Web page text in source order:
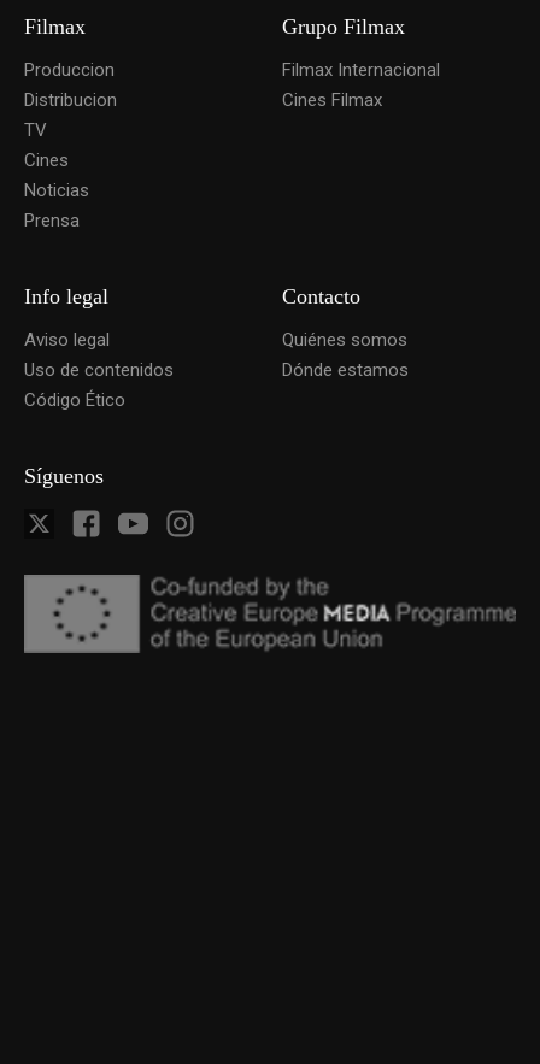
Filmax
Produccion
Distribucion
TV
Cines
Noticias
Prensa
Grupo Filmax
Filmax Internacional
Cines Filmax
Info legal
Aviso legal
Uso de contenidos
Código Ético
Contacto
Quiénes somos
Dónde estamos
Síguenos